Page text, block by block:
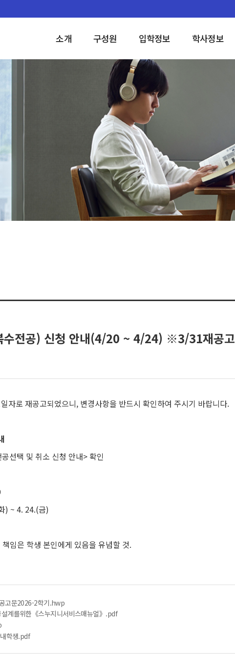
소개 구성원 입학정보 학사정보
수전공) 신청 안내(4/20 ~ 4/24) ※3/31재공고
로 재공고되었으니, 변경사항을 반드시 확인하여 주시기 바랍니다.
공선택 및 취소 신청 안내> 확인
) ~ 4. 24.(금)
임은 학생 본인에게 있음을 유념할 것.
고문2026-2학기.hwp
계를위한《스누지니서비스매뉴얼》.pdf
학생.pdf